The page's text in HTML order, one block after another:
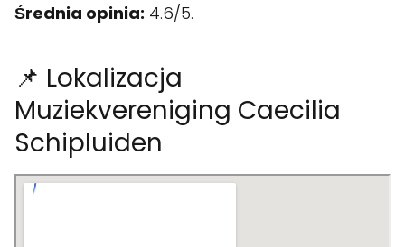
Średnia opinia: 4.6/5.
📌 Lokalizacja
Muziekvereniging Caecilia
Schipluiden